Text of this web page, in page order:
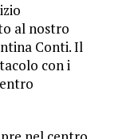
al nostro
Conti. Il
con i